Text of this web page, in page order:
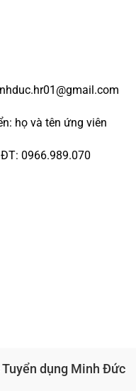
họ và tên ứng viên
0966.989.070
dụng Minh Đức